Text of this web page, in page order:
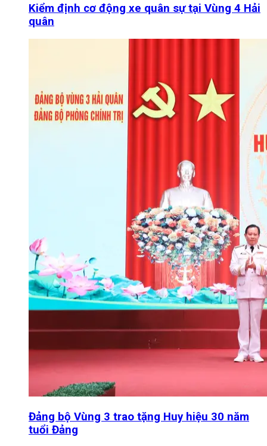
Kiểm định cơ động xe quân sự tại Vùng 4 Hải
quân
Đảng bộ Vùng 3 trao tặng Huy hiệu 30 năm
tuổi Đảng